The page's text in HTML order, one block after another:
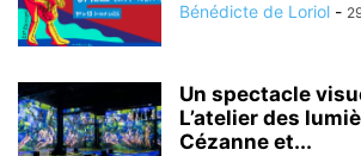
Bénédicte de Loriol -
Un spectacle
L’atelier des
Cézanne et...